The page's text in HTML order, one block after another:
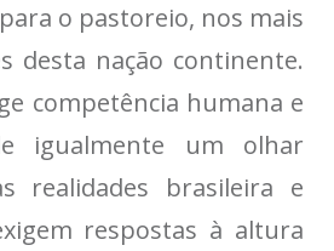
o pastoreio, nos mais
desta nação continente.
competência humana e
igualmente um olhar
realidades brasileira e
respostas à altura